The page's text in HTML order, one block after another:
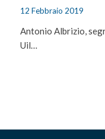
12 Febbraio 2019
Antonio Albrizio,
Uil…